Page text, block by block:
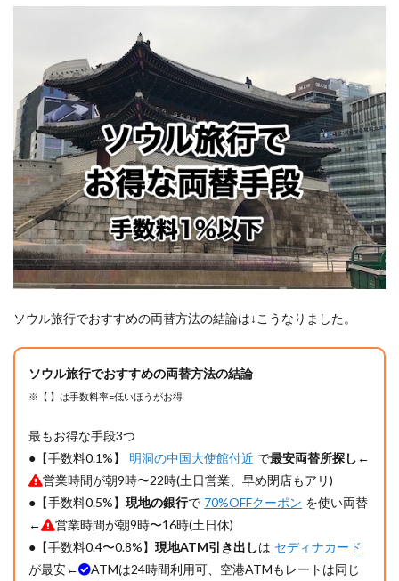
の銀
行の
営業
時間
6.2
プサ
ン金
海国
際空
港の
銀行
の営
業時
間
7
数料
4〜
8%】
現地ホ
の両替
8
⑥【手
数料率2%】
両替機
WOW
EXCHANGE
のレートは
悪くない
ソウル旅行でおすすめの両替方法の結論は↓こうなりました。
ソウル旅行でおすすめの両替方法の結論
※【 】は手数料率=低いほうがお得
最もお得な手段3つ
●【手数料0.1%】
明洞の中国大使館付近 で最安両替所探し ←
営業時間が朝9時〜22時(土日営業、早め閉店もアリ)
●【手数料0.5%】 現地の銀行で 70%OFFクーポン を使い両替
←
営業時間が朝9時〜16時(土日休)
●【手数料0.4〜0.8%】 現地ATM引き出しは セディナカード
が最安←
ATMは24時間利用可、空港ATMもレートは同じ